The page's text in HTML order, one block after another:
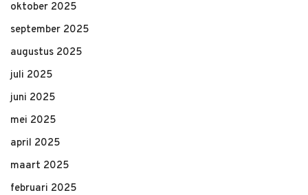
oktober 2025
september 2025
augustus 2025
juli 2025
juni 2025
mei 2025
april 2025
maart 2025
februari 2025